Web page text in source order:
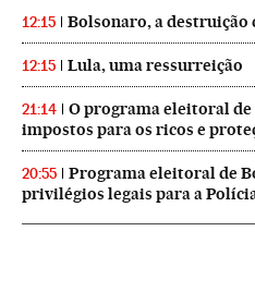
12:15 Bolsonaro, a destruição
12:15 Lula, uma ressurreição
21:14
O programa eleitoral de
impostos para os ricos e
20:55
Programa eleitoral de
privilégios legais para a